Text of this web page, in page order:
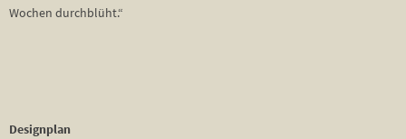
Wochen durchblüht.“
Designplan